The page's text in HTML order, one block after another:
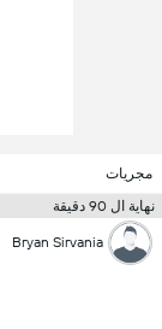
مجريات
نهاية ال 90 دقيقة
Bryan Sirvania